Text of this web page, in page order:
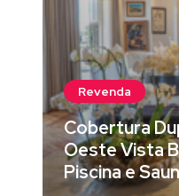
Revenda
Cobertura
Oeste Vista
Piscina e